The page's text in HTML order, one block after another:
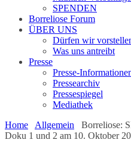
SPENDEN
Borreliose Forum
ÜBER UNS
Dürfen wir
Was uns antreibt
Presse
Presse-
Pressearchiv
Pressespiegel
Mediathek
Home
Allgemein
Borreliose:
Doku 1 und 2 am 10. Oktober